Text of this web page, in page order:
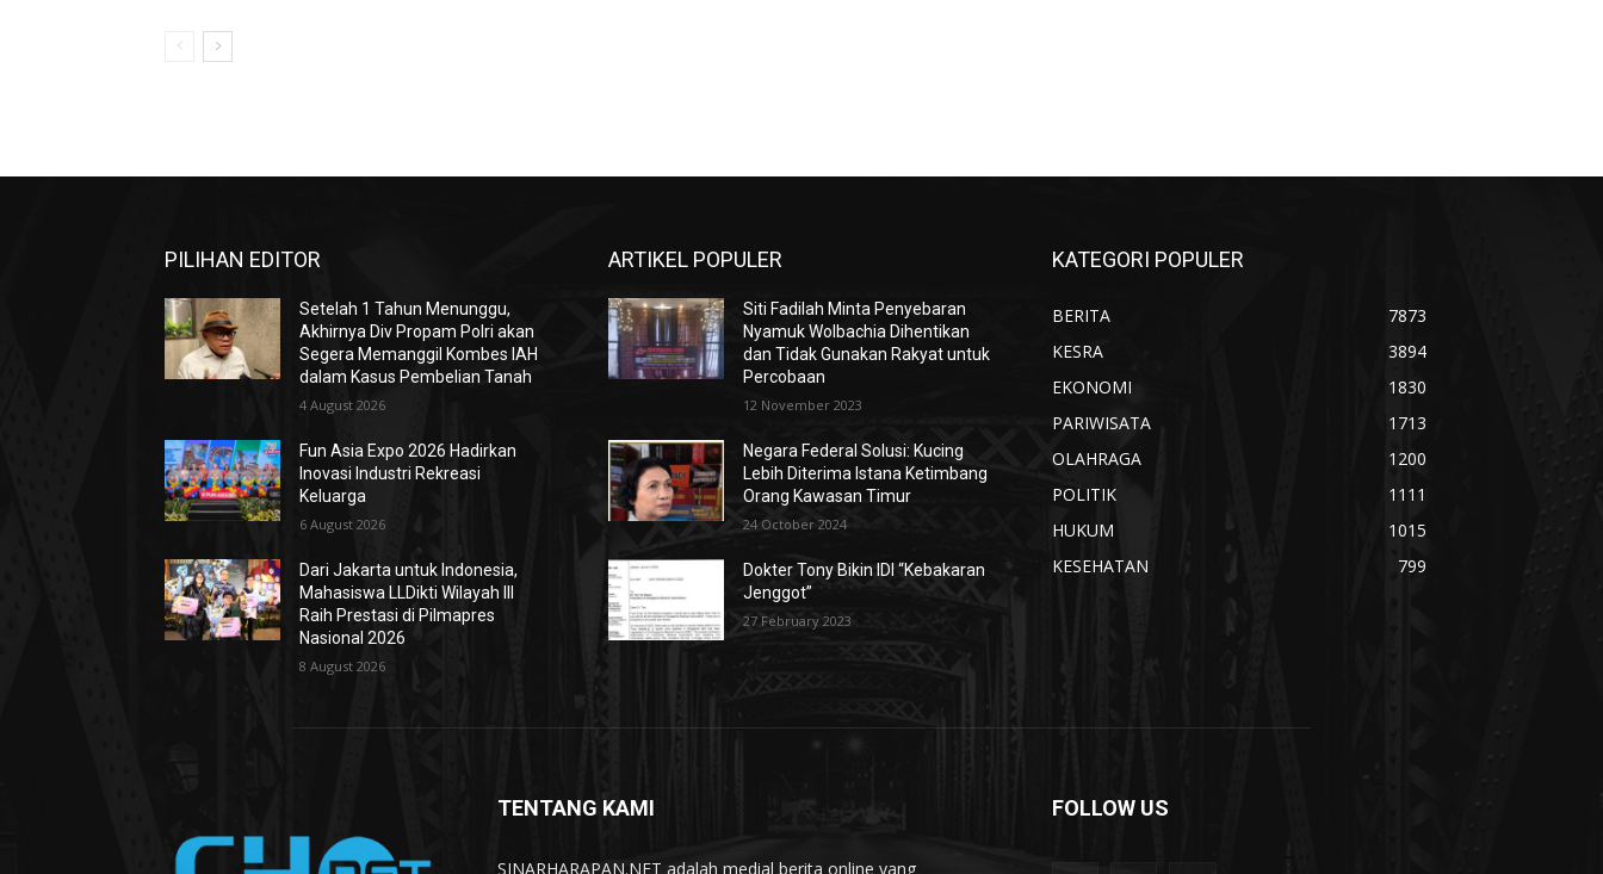
PILIHAN EDITOR
Setelah 1 Tahun Menunggu,
Akhirnya Div Propam Polri akan
Segera Memanggil Kombes IAH
dalam Kasus Pembelian Tanah
4 August 2026
Fun Asia Expo 2026 Hadirkan
Inovasi Industri Rekreasi
Keluarga
6 August 2026
Dari Jakarta untuk Indonesia,
Mahasiswa LLDikti Wilayah III
Raih Prestasi di Pilmapres
Nasional 2026
8 August 2026
ARTIKEL POPULER
Siti Fadilah Minta Penyebaran
Nyamuk Wolbachia Dihentikan
dan Tidak Gunakan Rakyat untuk
Percobaan
12 November 2023
Negara Federal Solusi: Kucing
Lebih Diterima Istana Ketimbang
Orang Kawasan Timur
24 October 2024
Dokter Tony Bikin IDI “Kebakaran
Jenggot”
27 February 2023
KATEGORI POPULER
BERITA
7873
KESRA
3894
EKONOMI
1830
PARIWISATA
1713
OLAHRAGA
1200
POLITIK
1111
HUKUM
1015
KESEHATAN
799
TENTANG KAMI
SINARHARAPAN.NET adalah medial berita online yang
FOLLOW US